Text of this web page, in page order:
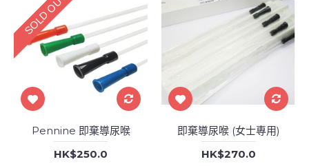
SOLD OUT
Pennine 即棄導尿喉
HK$250.0
即棄導尿喉 (女士專用)
HK$270.0